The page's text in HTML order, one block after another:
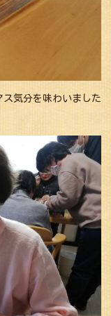
気分を味わいました